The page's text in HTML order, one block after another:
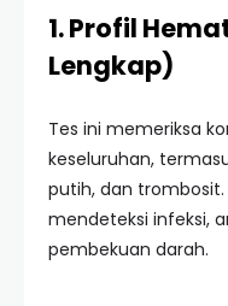
1. Profil
Lengkap)
Tes ini memeriksa
keseluruhan,
putih, dan
mendeteksi infeksi,
pembekuan darah.